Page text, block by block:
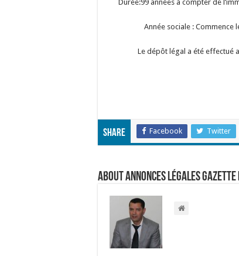
Durée:99 années à compter de
Année sociale : Commence
Le dépôt légal a été effectué
Share Facebook Twitter
About Annonces légales Gazette